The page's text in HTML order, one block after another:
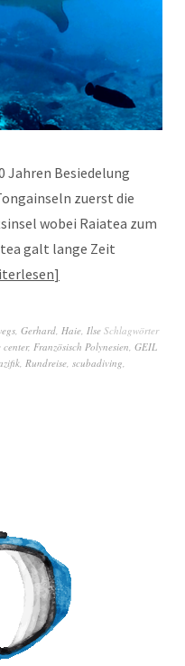
Jahren Besiedelung
zuerst die
wobei Raiatea zum
galt lange Zeit
Gerhard Haie Ilse Schlagwörter
, Französisch Polynesien GEIL
Rundreise scubadiving